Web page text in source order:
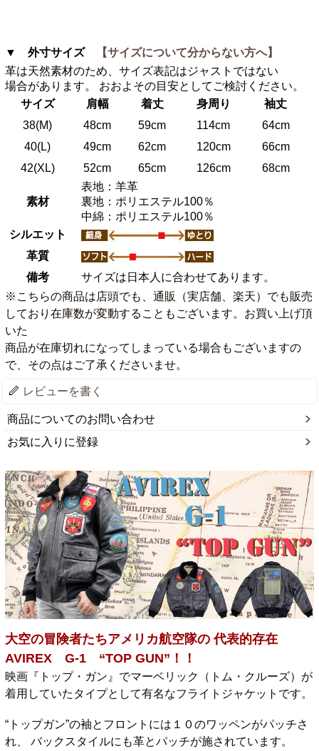
▼ 外寸サイズ
【サイズについて分からない方へ】
革は天然素材のため、サイズ表記はジャストではない
場合があります。 おおよその目安としてご検討ください。
サイズ
肩幅 着丈 身周り
袖丈
38(M)
48cm 59cm 114cm
64cm
40(L)
49cm 62cm 120cm
66cm
42(XL)
52cm 65cm 126cm 68cm
素材
表地：羊革
裏地：ポリエステル100％
中綿：ポリエステル100％
シルエット
革質
備考
サイズは日本人に合わせてあります。
※こちらの商品は店頭でも、通販（実店舗、楽天）でも販売
しており在庫数が変動することもございます。お買い上げ頂
いた
商品が在庫切れになってしまっている場合もございますの
で、その点はご了承くださいませ。
レビューを書く
商品についてのお問い合わせ
お気に入りに登録
大空の冒険者たちアメリカ航空隊の 代表的存在
AVIREX G-1 “TOP GUN”！！
映画『トップ・ガン』でマーベリック（トム・クルーズ）が
着用していたタイプとして有名なフライトジャケットです。
“トップガン”の袖とフロントには１０のワッペンがパッチさ
れ、 バックスタイルにも革とパッチが施されています。